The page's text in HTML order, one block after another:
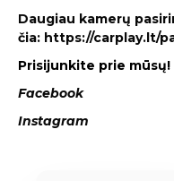
Daugiau kamerų
čia: https://carplay.lt/
Prisijunkite prie mūsų!
Facebook
Instagram